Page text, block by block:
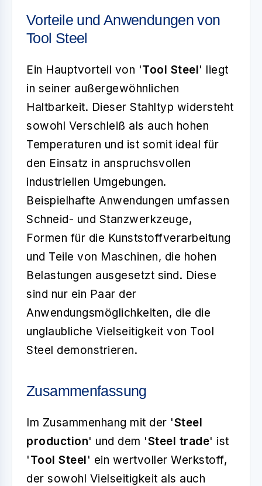
Vorteile und Anwendungen von
Tool Steel
Ein Hauptvorteil von 'Tool Steel' liegt
in seiner außergewöhnlichen
Haltbarkeit. Dieser Stahltyp widersteht
sowohl Verschleiß als auch hohen
Temperaturen und ist somit ideal für
den Einsatz in anspruchsvollen
industriellen Umgebungen.
Beispielhafte Anwendungen umfassen
Schneid- und Stanzwerkzeuge,
Formen für die Kunststoffverarbeitung
und Teile von Maschinen, die hohen
Belastungen ausgesetzt sind. Diese
sind nur ein Paar der
Anwendungsmöglichkeiten, die die
unglaubliche Vielseitigkeit von Tool
Steel demonstrieren.
Zusammenfassung
Im Zusammenhang mit der 'Steel
production' und dem 'Steel trade' ist
'Tool Steel' ein wertvoller Werkstoff,
der sowohl Vielseitigkeit als auch